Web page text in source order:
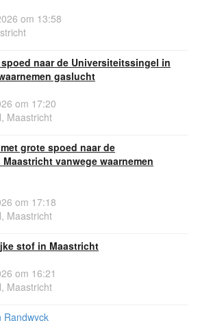
om 13:58
naar de Universiteitssingel in
gaslucht
om 17:20
Maastricht
grote spoed naar de
vanwege waarnemen
om 17:18
Maastricht
stof in Maastricht
om 16:21
Maastricht
Randwyck